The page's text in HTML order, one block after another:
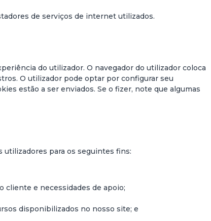
de serviços de internet utilizados.
do utilizador. O navegador do utilizador coloca
O utilizador pode optar por configurar seu
estão a ser enviados. Se o fizer, note que algumas
utilizadores para os seguintes fins:
cliente e necessidades de apoio;
disponibilizados no nosso site; e